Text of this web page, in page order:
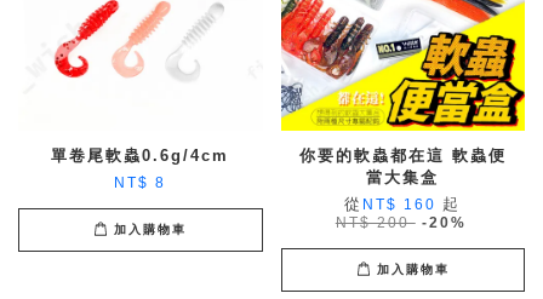
單卷尾軟蟲0.6g/4cm
NT$ 8
加入購物車
你要的軟蟲都在這 軟蟲便
當大集盒
從 NT$ 160 起
NT$ 200 -20%
加入購物車